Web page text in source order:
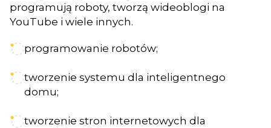
programują roboty, tworzą wideoblogi na
YouTube i wiele innych.
programowanie robotów;
tworzenie systemu dla inteligentnego
domu;
tworzenie stron internetowych dla